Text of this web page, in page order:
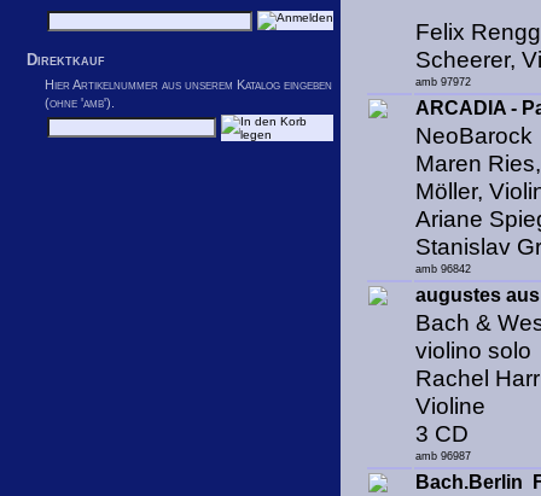
Direktkauf
Hier Artikelnummer aus unserem Katalog eingeben
(ohne 'amb').
Felix
Scheerer,
amb 97972
ARCADIA -
NeoBarock
Maren
Möller,
Ariane
Stanislav
amb 96842
augustes
Bach &
violino solo
Rachel
Violine
3 CD
amb 96987
Bach.Berlin